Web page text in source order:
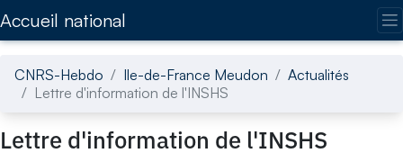
Accueil national
CNRS-Hebdo Ile-de-France Meudon
Actualités
Lettre d'information de l'INSHS
Lettre d'information de l'INSHS